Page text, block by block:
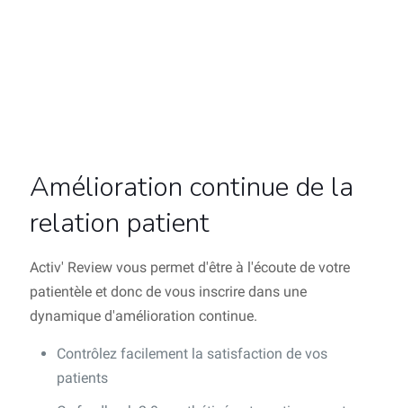
Amélioration continue de la
relation patient
Activ' Review vous permet d'être à l'écoute de votre
patientèle et donc de vous inscrire dans une
dynamique d'amélioration continue.
Contrôlez facilement la satisfaction de vos
patients